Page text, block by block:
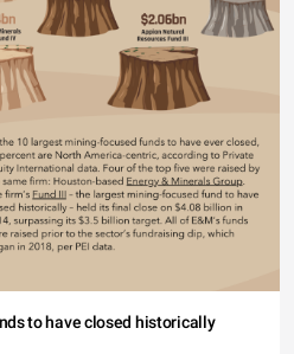
to have closed historically